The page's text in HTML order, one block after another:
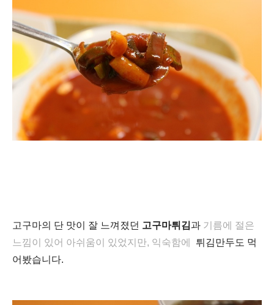
고구마의 단 맛이 잘 느껴졌던 고구마튀김과 기름에 절은
느낌이 있어 아쉬움이 있었지만, 익숙함에
튀김만두도 먹
어봤습니다.